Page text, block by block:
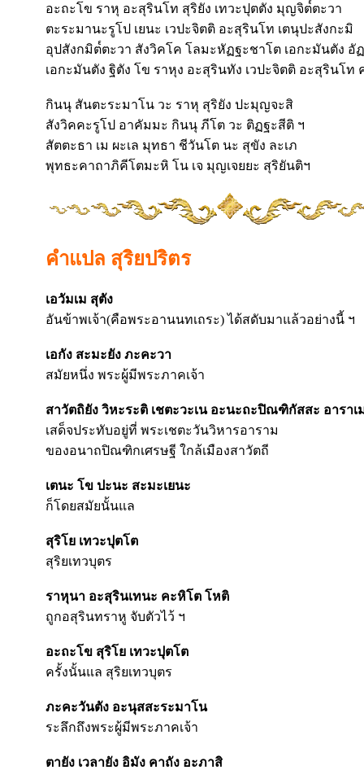
อะถะโข ราหุ อะสุรินโท สุริยัง เทวะปุตตัง มุญจิต๎ตะวา
ตะระมานะรูโป เยนะ เวปะจิตติ อะสุรินโท เตนุปะสังกะมิ
อุปสังกมิต๎ตะวา สังวิคโค โลมะหัฏฐะชาโต เอกะมันตัง อั
เอกะมันตัง ฐิตัง โข ราหุง อะสุรินทัง เวปะจิตติ อะสุรินโ
กินนุ สันตะระมาโน วะ ราหุ สุริยัง ปะมุญจะสิ
สังวิคคะรูโป อาคัมมะ กินนุ ภีโต วะ ติฏฐะสีติ ฯ
สัตตะธา เม ผะเล มุทธา ชีวันโต นะ สุขัง ละเภ
พุทธะคาถาภิคีโตมะหิ โน เจ มุญเจยยะ สุริยันติฯ
คำแปล สุริยปริตร
เอวัมเม สุตัง
อันข้าพเจ้า(คือพระอานนทเถระ) ได้สดับมาแล้วอย่างนี้ ฯ
เอกัง สะมะยัง ภะคะวา
สมัยหนึ่ง พระผู้มีพระภาคเจ้า
สาวัตถิยัง วิหะระติ เชตะวะเน อะนะถะปิณฑิกัสสะ อาราเ
เสด็จประทับอยู่ที่ พระเชตะวันวิหารอาราม
ของอนาถปิณฑิกเศรษฐี ใกล้เมืองสาวัตถี
เตนะ โข ปะนะ สะมะเยนะ
ก็โดยสมัยนั้นแล
สุริโย เทวะปุตโต
สุริยเทวบุตร
ราหุนา อะสุรินเทนะ คะหิโต โหติ
ถูกอสุรินทราหู จับตัวไว้ ฯ
อะถะโข สุริโย เทวะปุตโต
ครั้งนั้นแล สุริยเทวบุตร
ภะคะวันตัง อะนุสสะระมาโน
ระลึกถึงพระผู้มีพระภาคเจ้า
ตายัง เวลายัง อิมัง คาถัง อะภาสิ